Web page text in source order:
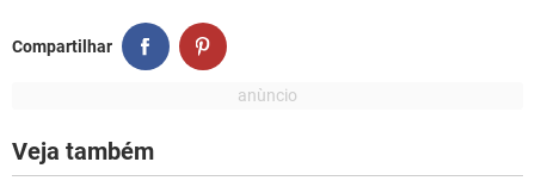
Compartilhar
Veja também